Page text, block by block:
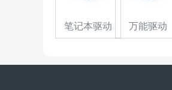
笔记本驱动 万能驱动